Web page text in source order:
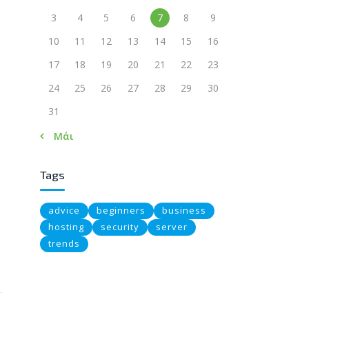
3
4 5 6 7 8
9
10
11 12 13 14 15
16
17
18 19 20 21 22
23
24
25 26 27 28 29
30
31
« Μάι
Tags
advice beginners
business
hosting
security
server
trends